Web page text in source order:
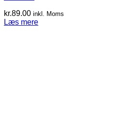
kr.89.00 inkl. Moms
Læs mere